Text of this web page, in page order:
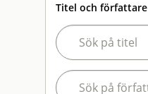
Titel och författare